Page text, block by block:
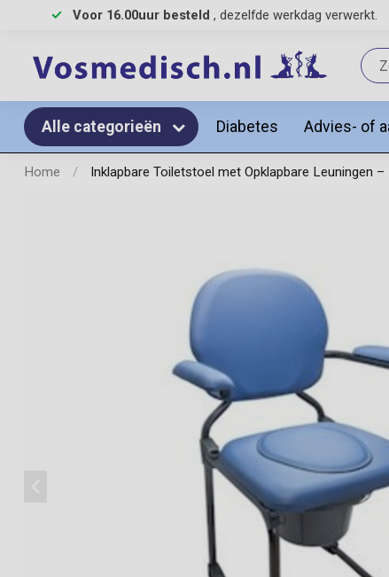
Voor 16.00uur besteld , dezelfde werkdag verwerkt.
Alle categorieën Diabetes Advies- of
Home / Inklapbare Toiletstoel met Opklapbare Leuningen –